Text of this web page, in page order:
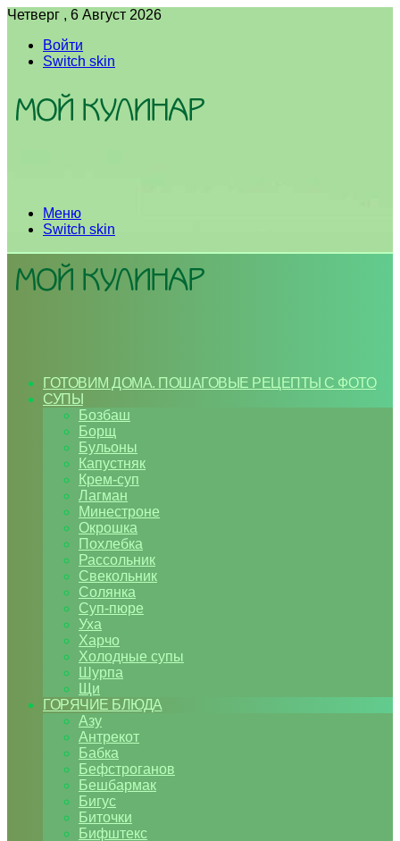
Четверг , 6 Август 2026
Войти
Switch skin
Меню
Switch skin
ГОТОВИМ ДОМА. ПОШАГОВЫЕ РЕЦЕПТЫ С ФОТО
СУПЫ
Бозбаш
Борщ
Бульоны
Капустняк
Крем-суп
Лагман
Минестроне
Окрошка
Похлебка
Рассольник
Свекольник
Солянка
Суп-пюре
Уха
Харчо
Холодные супы
Шурпа
Щи
ГОРЯЧИЕ БЛЮДА
Азу
Антрекот
Бабка
Бефстроганов
Бешбармак
Бигус
Биточки
Бифштекс